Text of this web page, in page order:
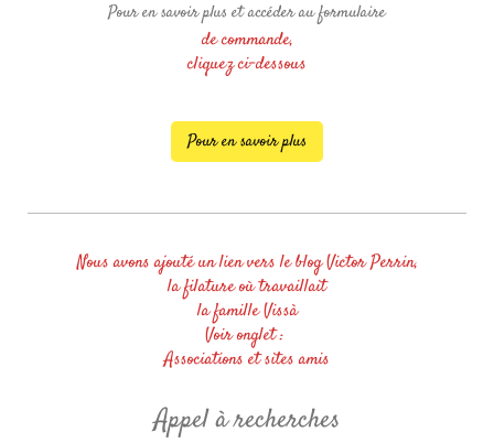
Pour en savoir plus et accéder au formulaire
de commande,
cliquez ci-dessous
Pour en savoir plus
Nous avons ajouté un lien vers le blog Victor Perrin,
la filature où travaillait
la famille Vissà
Voir onglet :
Associations et sites amis
Appel à recherches